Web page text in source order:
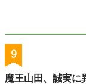
9
魔王山田、誠実に